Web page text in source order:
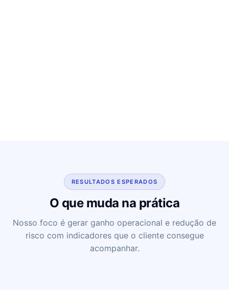
RESULTADOS ESPERADOS
O que muda na prática
Nosso foco é gerar ganho operacional e redução de
risco com indicadores que o cliente consegue
acompanhar.